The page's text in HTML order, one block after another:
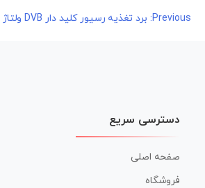
راهبری
Previous: برد تغذیه رسیور کلید دار DVB ولتاژ 5و15و21
دسترسی سریع
صفحه اصلی
فروشگاه